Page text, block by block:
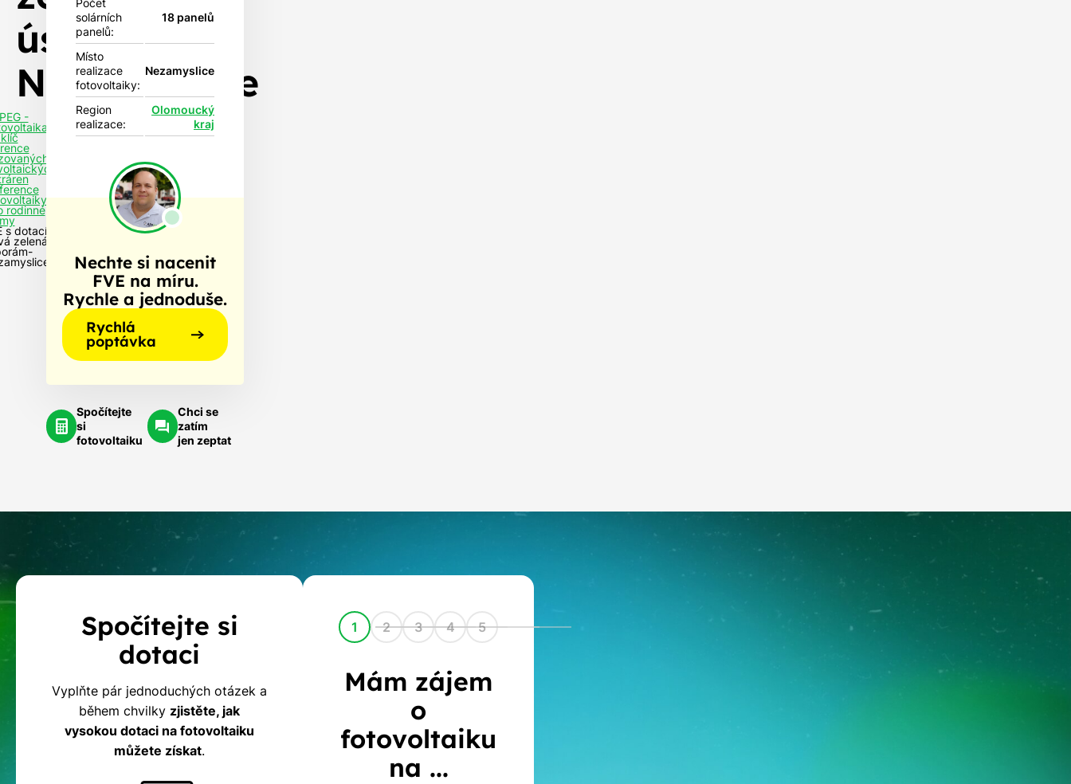
úsporám-
Nezamyslice
-
rodinné
s dotací
zelená
Počet
solárních
panelů:
18 panelů
Místo
realizace
fotovoltaiky:
Nezamyslice
Region
realizace:
Olomoucký
kraj
Nechte si nacenit
FVE na míru.
Rychle a jednoduše.
Rychlá
poptávka
Spočítejte
si
fotovoltaiku
Chci se
zatím
jen zeptat
Kalkulačka
dotací
na
fotovoltaiku
Spočítejte si
dotaci
Vyplňte pár jednoduchých otázek a
během chvilky zjistěte, jak
vysokou dotaci na fotovoltaiku
můžete získat.
1 2 3 4 5
Mám zájem
o
fotovoltaiku
na ...